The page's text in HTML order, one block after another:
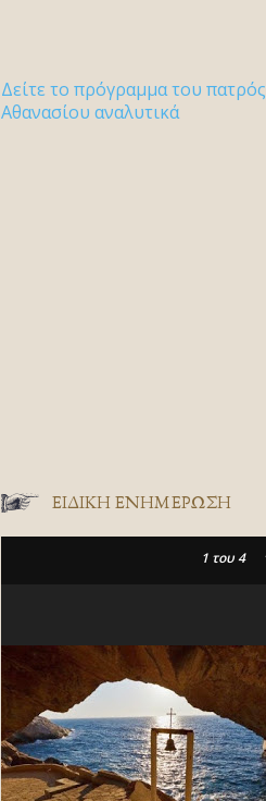
Δείτε το πρόγραμμα του πατρός
Αθανασίου αναλυτικά
ΕΙΔΙΚΉ ΕΝΗΜΈΡΩΣΗ
1 του 4